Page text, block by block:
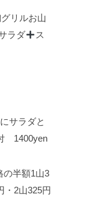
リルお山
ラダ
ス
サラダと
1400yen
の半額1山3
・2山325円